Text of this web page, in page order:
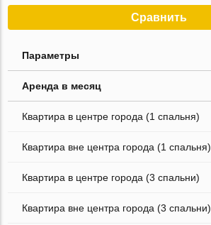
Сравнить
Параметры
Аренда в месяц
Квартира в центре города (1 спальня)
Квартира вне центра города (1 спальня)
Квартира в центре города (3 спальни)
Квартира вне центра города (3 спальни)